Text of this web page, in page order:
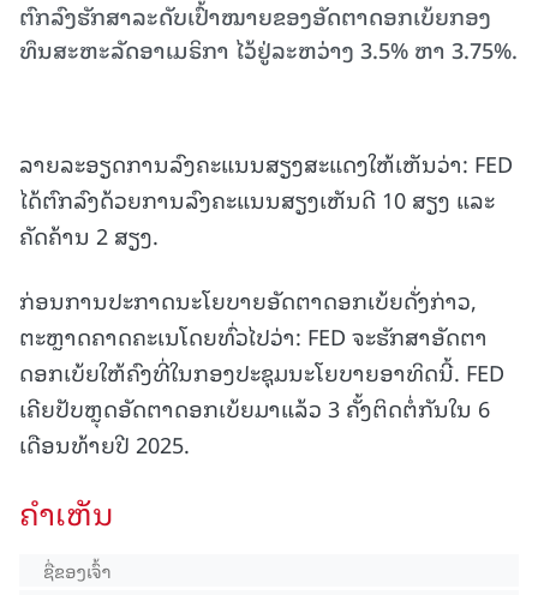
ຕົກ​ລົງ​ຮັກ​ສາ​ລະ​ດັບ​ເປົ້າ​ໝາຍ​ຂອງ​ອັດ​ຕາ​ດອກ​ເບ້ຍກອງ​
ທຶນ​​ສະ​ຫະ​ລັດ​ອາເມຣິກາ ໄວ້​ຢູ່​ລະ​ຫວ່າ​ງ 3.5% ຫາ 3.75%.
ລາຍລະອຽດການລົງຄະແນນສຽງສະແດງໃຫ້ເຫັນວ່າ: FED
ໄດ້ຕົກລົງດ້ວຍການລົງຄະແນນສຽງເຫັນດີ 10 ສຽງ ແລະ
ຄັດຄ້ານ 2 ສຽງ.
ກ່ອນການປະກາດນະໂຍບາຍອັດຕາດອກເບ້ຍດັ່ງກ່າວ,
ຕະຫຼາດຄາດຄະເນໂດຍທົ່ວໄປວ່າ: FED ຈະຮັກສາອັດຕາ
ດອກເບ້ຍໃຫ້ຄົງທີ່ໃນກອງປະຊຸມນະໂຍບາຍອາທິດນີ້. FED
ເຄີຍປັບຫຼຸດອັດຕາດອກເບ້ຍມາແລ້ວ 3 ຄັ້ງຕິດຕໍ່ກັນໃນ 6
ເດືອນທ້າຍປີ 2025.
ຄໍາເຫັນ